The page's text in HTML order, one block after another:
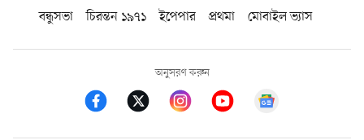
বন্ধুসভা
চিরন্তন ১৯৭১ ইপেপার প্রথমা মোবাইল ভ্যাস
অনুসরণ করুন